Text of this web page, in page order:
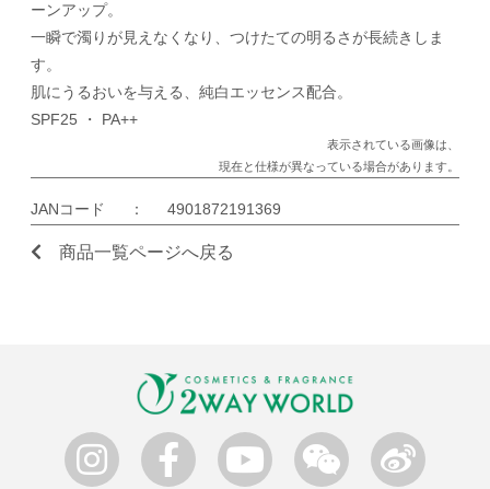
ーンアップ。
一瞬で濁りが見えなくなり、つけたての明るさが長続きしま
す。
肌にうるおいを与える、純白エッセンス配合。
SPF25 ・ PA++
表示されている画像は、
現在と仕様が異なっている場合があります。
JANコード ： 4901872191369
商品一覧ページへ戻る